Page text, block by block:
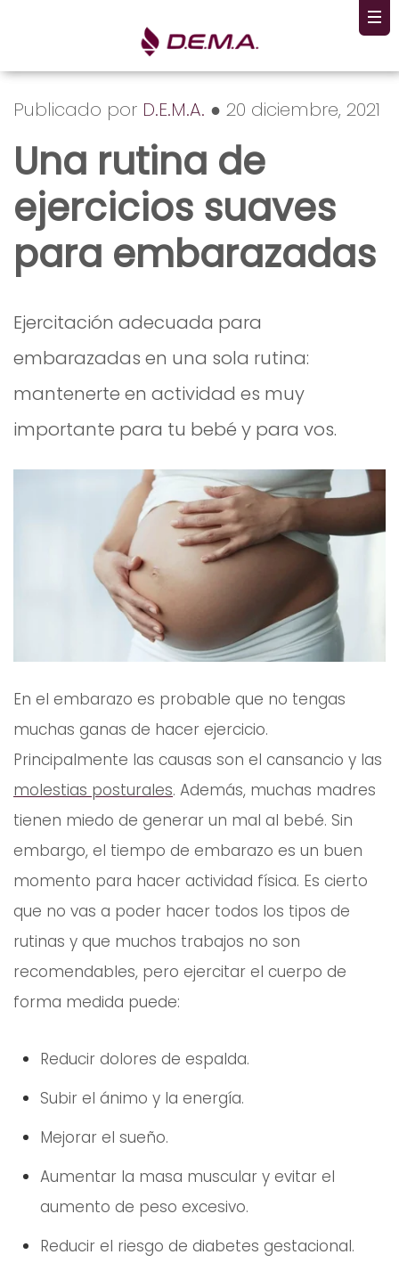
Publicado por D.E.M.A. ● 20 diciembre, 2021
Una rutina de
ejercicios suaves
para embarazadas
Ejercitación adecuada para
embarazadas en una sola rutina:
mantenerte en actividad es muy
importante para tu bebé y para vos.
En el embarazo es probable que no tengas
muchas ganas de hacer ejercicio.
Principalmente las causas son el cansancio y las
molestias posturales. Además, muchas madres
tienen miedo de generar un mal al bebé. Sin
embargo, el tiempo de embarazo es un buen
momento para hacer actividad física. Es cierto
que no vas a poder hacer todos los tipos de
rutinas y que muchos trabajos no son
recomendables, pero ejercitar el cuerpo de
forma medida puede:
Reducir dolores de espalda.
Subir el ánimo y la energía.
Mejorar el sueño.
Aumentar la masa muscular y evitar el
aumento de peso excesivo.
Reducir el riesgo de diabetes gestacional.